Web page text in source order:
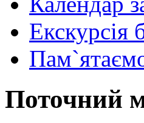
Екскурсія
Поточний